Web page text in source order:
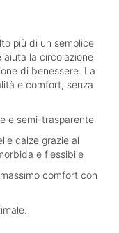
più di un semplice
aiuta la circolazione
di benessere. La
e comfort, senza
e semi-trasparente
calze grazie al
e flessibile
comfort con